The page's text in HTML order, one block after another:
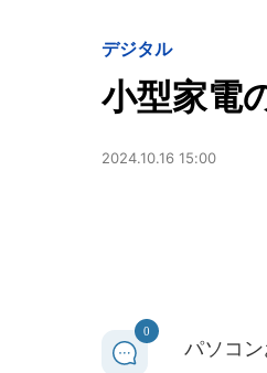
デジタル
小型家電
2024.10.16 15:00
0
パソコン